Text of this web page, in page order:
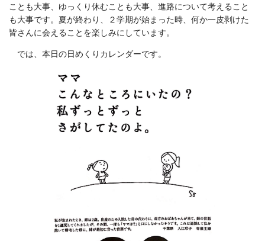
ことも大事、ゆっくり休むことも大事、進路について考えること
も大事です。夏が終わり、２学期が始まった時、何か一皮剥けた
皆さんに会えることを楽しみにしています。
では、本日の日めくりカレンダーです。